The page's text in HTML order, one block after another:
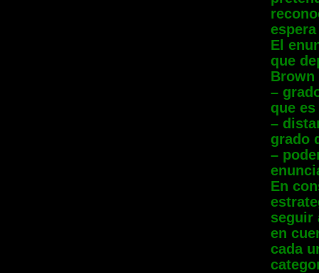
El
que
Brown
–
que
–
grado
–
En
seguir
en
cada